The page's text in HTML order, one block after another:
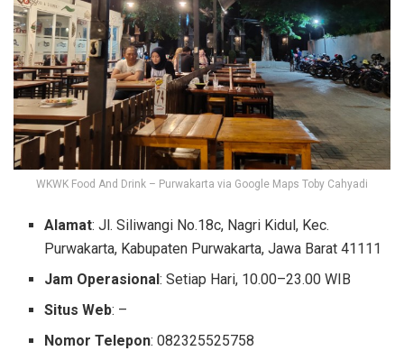
WKWK Food And Drink – Purwakarta via Google Maps Toby Cahyadi
Alamat: Jl. Siliwangi No.18c, Nagri Kidul, Kec.
Purwakarta, Kabupaten Purwakarta, Jawa Barat 41111
Jam Operasional: Setiap Hari, 10.00–23.00 WIB
Situs Web: –
Nomor Telepon: 082325525758